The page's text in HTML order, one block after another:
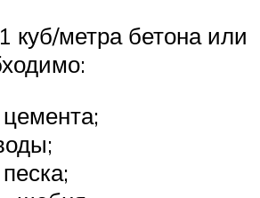
куб/метра бетона или